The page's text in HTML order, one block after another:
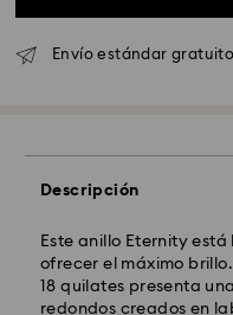
Envío estándar
Descripción
Este anillo Eternity
ofrecer el máximo
18 quilates presenta
redondos creados en
Envío Standard - GLS
del procesamiento y
Coste envío estándar:
Envío estándar gratuito
EUR 99